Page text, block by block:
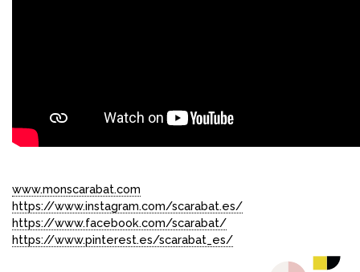
www.monscarabat.com
https://www.instagram.com/scarabat.es/
https://www.facebook.com/scarabat/
https://www.pinterest.es/scarabat_es/